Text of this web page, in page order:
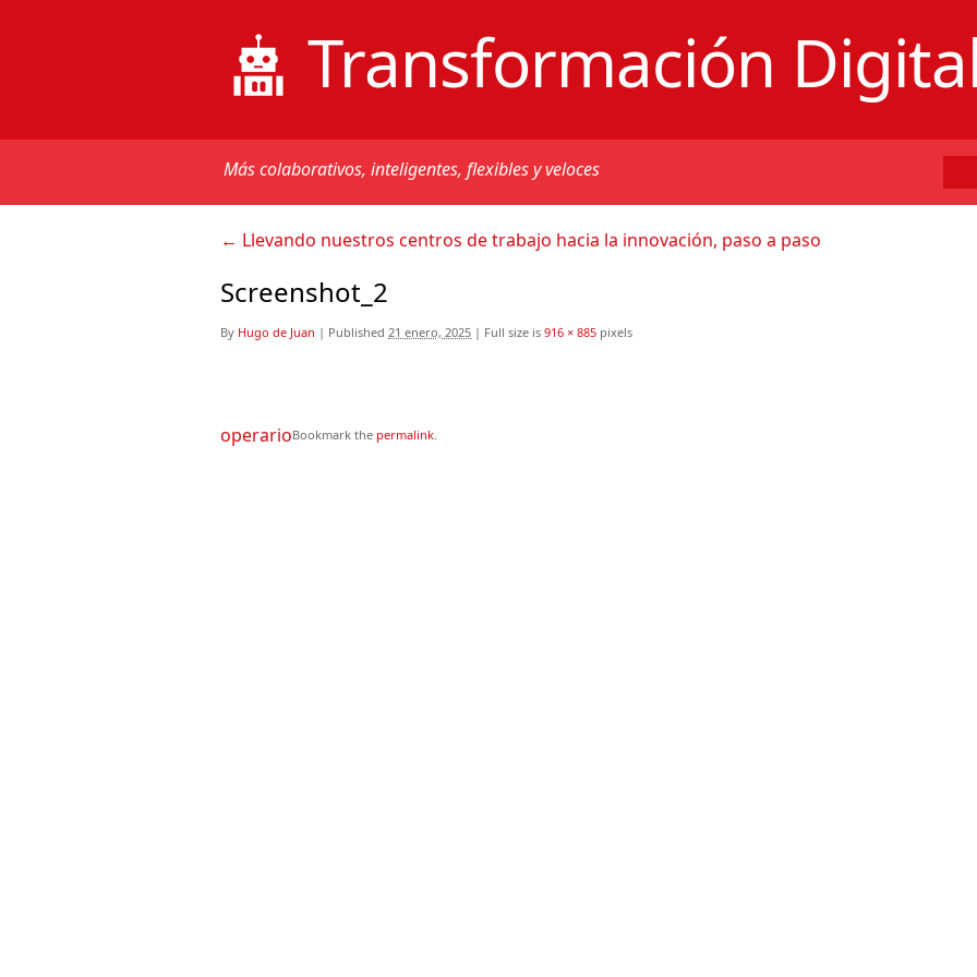
Transformación
Más colaborativos, inteligentes, flexibles y veloces
← Llevando nuestros centros de trabajo hacia la innovación, paso a paso
Screenshot_2
By Hugo de Juan | Published 21 enero, 2025 | Full size is 916 × 885 pixels
operarioBookmark the permalink